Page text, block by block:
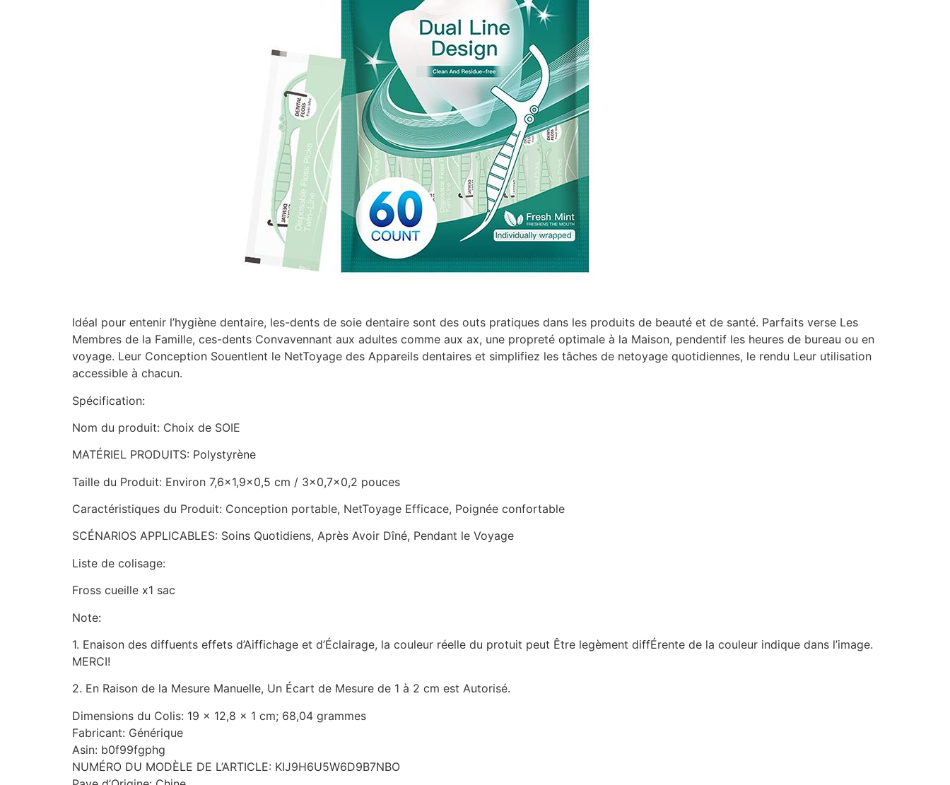
Idéal pour entenir l’hygiène dentaire, les-dents de soie dentaire sont des outs pratiques dans les produits de beauté et de santé. Parfaits verse Les
Membres de la Famille, ces-dents Convavennant aux adultes comme aux ax, une propreté optimale à la Maison, pendentif les heures de bureau ou en
voyage. Leur Conception SouentIent le NetToyage des Appareils dentaires et simplifiez les tâches de netoyage quotidiennes, le rendu Leur utilisation
accessible à chacun.
Spécification:
Nom du produit: Choix de SOIE
MATÉRIEL PRODUITS: Polystyrène
Taille du Produit: Environ 7,6×1,9×0,5 cm / 3×0,7×0,2 pouces
Caractéristiques du Produit: Conception portable, NetToyage Efficace, Poignée confortable
SCÉNARIOS APPLICABLES: Soins Quotidiens, Après Avoir Dîné, Pendant le Voyage
Liste de colisage:
Fross cueille x1 sac
Note:
1. Enaison des diffuents effets d’Aiffichage et d’Éclairage, la couleur réelle du protuit peut Être legèment diffÉrente de la couleur indique dans l’image.
MERCI!
2. En Raison de la Mesure Manuelle, Un Écart de Mesure de 1 à 2 cm est Autorisé.
Dimensions du Colis: 19 x 12,8 x 1 cm; 68,04 grammes
Fabricant: Générique
Asin: b0f99fgphg
NUMÉRO DU MODÈLE DE L’ARTICLE: KIJ9H6U5W6D9B7NBO